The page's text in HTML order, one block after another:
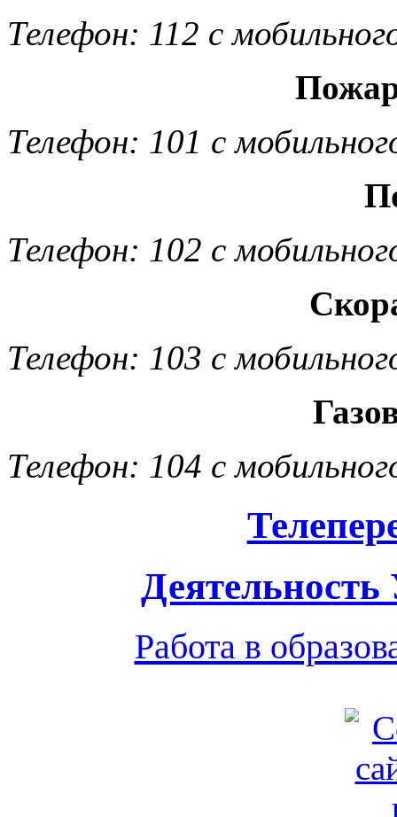
Телефон: 112 с
Телефон: 101 с
Телефон: 102 с
Телефон: 103 с
Телефон: 104 с
Работа в